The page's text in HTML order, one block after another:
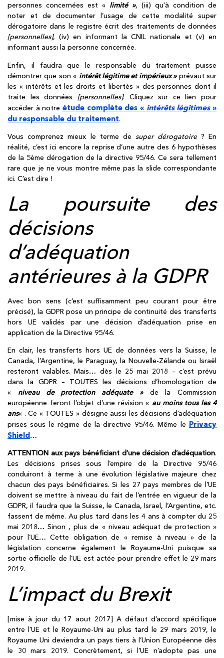
personnes concernées est « limité », (iii) qu’à condition de
noter et de documenter l’usage de cette modalité super
dérogatoire dans le registre écrit des traitements de données
[personnelles], (iv) en informant la CNIL nationale et (v) en
informant aussi la personne concernée.
Enfin, il faudra que le responsable du traitement puisse
démontrer que son « intérêt légitime et impérieux »prévaut sur
les « intérêts et les droits et libertés » des personnes dont il
traite les données [personnelles]. Cliquez sur ce lien pour
accéder à notre étude complète des « intérêts légitimes»
du responsable du traitement.
Vous comprenez mieux le terme de super dérogatoire? En
réalité, c’est ici encore la reprise d’une autre des 6 hypothèses
de la 5ème dérogation de la directive 95/46. Ce sera tellement
rare que je ne vous montre même pas la slide correspondante
ici. C’est dire !
La poursuite des
décisions
d’adéquation
antérieures à la GDPR
Avec bon sens (c’est suffisamment peu courant pour être
précisé), la GDPR pose un principe de continuité des transferts
hors UE validés par une décision d’adéquation prise en
application de la Directive 95/46.
En clair, les transferts hors UE de données vers la Suisse, le
Canada, l’Argentine, le Paraguay, la Nouvelle-Zélande ou Israël
resteront valables. Mais… dès le 25 mai 2018 – c’est prévu
dans la GDPR – TOUTES les décisions d’homologation de
« niveau de protection adéquate »de la Commission
européenne feront l’objet d’une révision « au moins tous les 4
ans« . Ce « TOUTES » désigne aussi les décisions d’adéquation
prises sous le régime de la directive 95/46. Même le Privacy
Shield…
ATTENTION aux pays bénéficiant d’une décision d’adéquation.
Les décisions prises sous l’empire de la Directive 95/46
conduiront à terme à une évolution législative majeure chez
chacun des pays bénéficiaires. Si les 27 pays membres de l’UE
doivent se mettre à niveau du fait de l’entrée en vigueur de la
GDPR, il faudra que la Suisse, le Canada, Israel, l’Argentine, etc.
fassent de même. Au plus tard dans les 4 ans à compter du 25
mai 2018… Sinon , plus de « niveau adéquat de protection »
pour l’UE… Cette obligation de « remise à niveau » de la
législation concerne également le Royaume-Uni puisque sa
sortie officielle de l’UE est actée pour prendre effet le 29 mars
2019.
L’impact du Brexit
[mise à jour du 17 aout 2017] A défaut d’accord spécifique
entre l’UE et le Royaume-Uni au plus tard le 29 mars 2019, le
Royaume Uni deviendra un pays tiers à l’Union Européenne dès
le 30 mars 2019. Concrètement, si l’UE n’adopte pas une